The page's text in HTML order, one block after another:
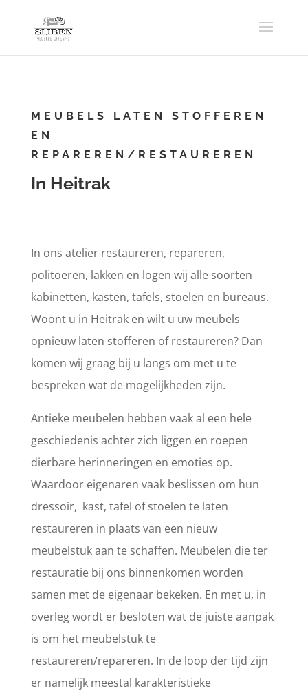
MEUBELS LATEN STOFFEREN
EN
REPAREREN/RESTAUREREN
In Heitrak
In ons atelier restaureren, repareren,
politoeren, lakken en logen wij alle soorten
kabinetten, kasten, tafels, stoelen en bureaus.
Woont u in Heitrak en wilt u uw meubels
opnieuw laten stofferen of restaureren? Dan
komen wij graag bij u langs om met u te
bespreken wat de mogelijkheden zijn.
Antieke meubelen hebben vaak al een hele
geschiedenis achter zich liggen en roepen
dierbare herinneringen en emoties op.
Waardoor eigenaren vaak beslissen om hun
dressoir, kast, tafel of stoelen te laten
restaureren in plaats van een nieuw
meubelstuk aan te schaffen. Meubelen die ter
restauratie bij ons binnenkomen worden
samen met de eigenaar bekeken. En met u, in
overleg wordt er besloten wat de juiste aanpak
is om het meubelstuk te
restaureren/repareren. In de loop der tijd zijn
er namelijk meestal karakteristieke